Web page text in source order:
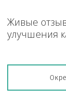
Живые
улучшения